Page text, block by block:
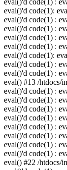
eval()'d code(1) :
eval()'d code(1):
eval()'d code(1) :
eval()'d code(1) :
eval()'d code(1) :
eval()'d code(1) :
eval()'d code(1):
eval()'d code(1) :
eval()'d code(1) :
eval() #13 /htdocs/
eval()'d code(1) :
eval()'d code(1) :
eval()'d code(1) :
eval()'d code(1) :
eval()'d code(1) :
eval()'d code(1) :
eval()'d code(1) :
eval()'d code(1) :
eval() #22 /htdocs/